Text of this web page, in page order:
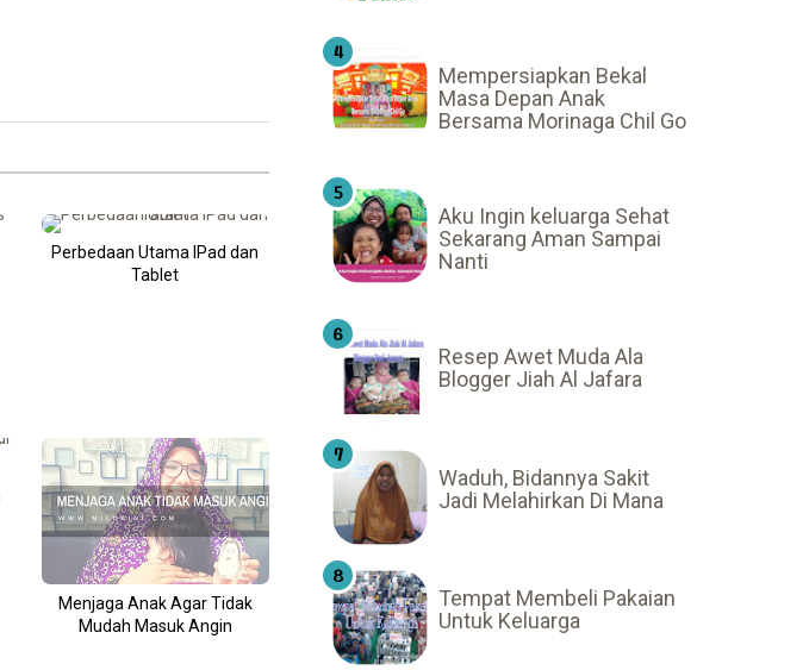
Perbedaan Utama IPad dan
Tablet
Menjaga Anak Agar Tidak
Mudah Masuk Angin
Mempersiapkan Bekal
Masa Depan Anak
Bersama Morinaga Chil Go
Aku Ingin keluarga Sehat
Sekarang Aman Sampai
Nanti
Resep Awet Muda Ala
Blogger Jiah Al Jafara
Waduh, Bidannya Sakit
Jadi Melahirkan Di Mana
Tempat Membeli Pakaian
Untuk Keluarga